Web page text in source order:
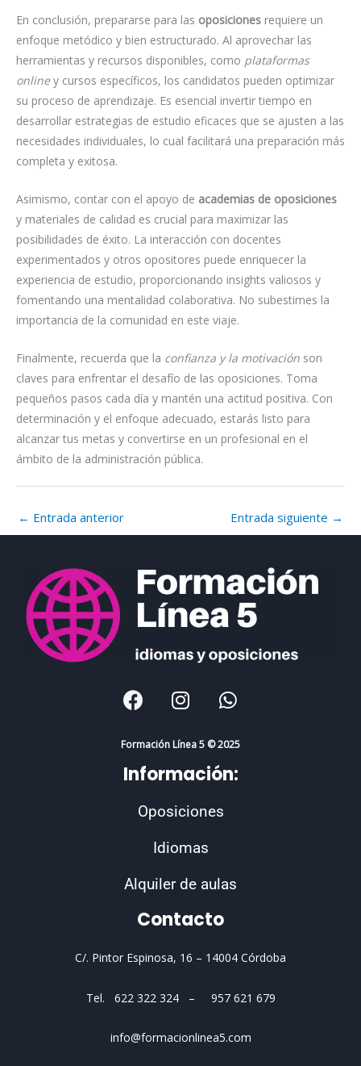
En conclusión, prepararse para las oposiciones requiere un
enfoque metódico y bien estructurado. Al aprovechar las
herramientas y recursos disponibles, como plataformas
onliney cursos específicos, los candidatos pueden optimizar
su proceso de aprendizaje. Es esencial invertir tiempo en
desarrollar estrategias de estudio eficaces que se ajusten a las
necesidades individuales, lo cual facilitará una preparación más
completa y exitosa.
Asimismo, contar con el apoyo de academias de oposiciones
y materiales de calidad es crucial para maximizar las
posibilidades de éxito. La interacción con docentes
experimentados y otros opositores puede enriquecer la
experiencia de estudio, proporcionando insights valiosos y
fomentando una mentalidad colaborativa. No subestimes la
importancia de la comunidad en este viaje.
Finalmente, recuerda que la confianza y la motivación son
claves para enfrentar el desafío de las oposiciones. Toma
pequeños pasos cada día y mantén una actitud positiva. Con
determinación y el enfoque adecuado, estarás listo para
alcanzar tus metas y convertirse en un profesional en el
ámbito de la administración pública.
← Entrada anterior Entrada siguiente →
F
a
e
b
o
o
I
n
t
a
g
r
m
W
h
t
s
a
Formación Línea 5 © 2025
Información:
Oposiciones
Idiomas
Alquiler de aulas
Contacto
C/. Pintor Espinosa, 16 – 14004 Córdoba
Tel. 622 322 324 – 957 621 679
info@formacionlinea5.com